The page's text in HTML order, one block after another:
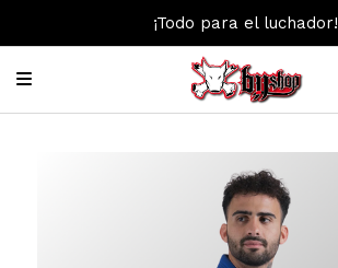
¡Todo para el luchador!